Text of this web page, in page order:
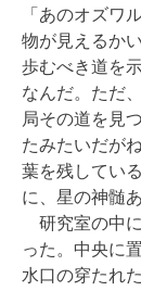
「あのオズワ
物が見えるか
歩むべき道を
なんだ。ただ
局その道を見
たみたいだが
葉を残してい
に、星の神髄
研究室の中
った。中央に
水口の穿たれ